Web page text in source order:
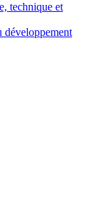
technique et
développement